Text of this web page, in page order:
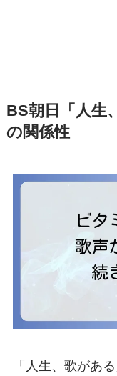
BS朝日「人生
の関係性
「人生、歌があ